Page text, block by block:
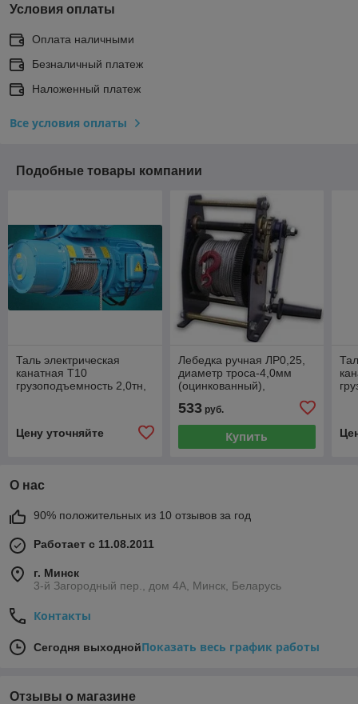
Условия оплаты
Оплата наличными
Безналичный платеж
Наложенный платеж
Все условия оплаты
Подобные товары компании
Таль электрическая
канатная Т10
грузоподъемность 2,0тн,
Цену уточняйте
Лебедка ручная ЛР0,25,
диаметр троса-4,0мм
(оцинкованный),
533руб.
Купить
О нас
90% положительных из 10 отзывов за год
Работает с 11.08.2011
г. Минск
3-й Загородный пер., дом 4А, Минск, Беларусь
Контакты
Сегодня выходнойПоказать весь график работы
Отзывы о магазине